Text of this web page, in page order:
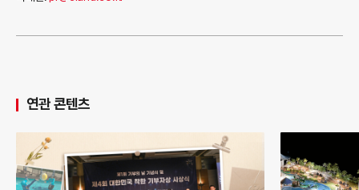
연관 콘텐츠